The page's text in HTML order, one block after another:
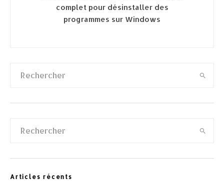
complet pour désinstaller des
programmes sur Windows
Articles récents